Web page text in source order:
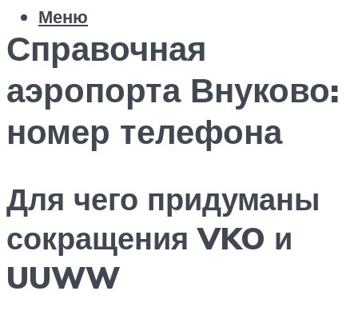
Меню
Справочная
аэропорта Внуково:
номер телефона
Для чего придуманы
сокращения VKO и
UUWW